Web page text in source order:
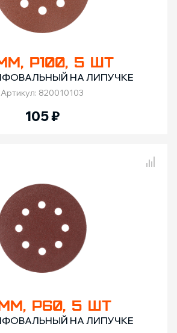
Р100, 5 ШТ
НА ЛИПУЧКЕ
Артикул: 820010103
105₽
Р60, 5 ШТ
НА ЛИПУЧКЕ